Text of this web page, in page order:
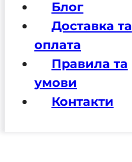
Блог
Доставка та
оплата
Правила та
умови
Контакти